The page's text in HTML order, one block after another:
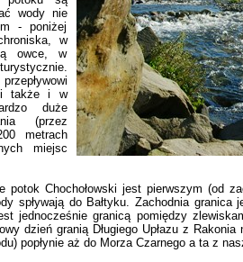
wody nie
- poniżej
w
owce, w
także i w
duże
(przez
metrach
miejsc
Chochołowski jest pierwszym (od
spływają do Bałtyku. Zachodnia granica
jednocześnie granicą pomiędzy
dzień granią Długiego Upłazu z
popłynie aż do Morza Czarnego a ta z